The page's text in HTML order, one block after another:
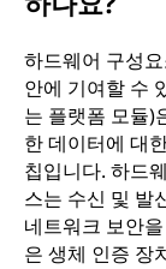
하드웨어 구성
안에 기여할 수
는 플랫폼 모듈)
한 데이터에 대
칩입니다. 하드
스는 수신 및 발
네트워크 보안
은 생체 인증 장